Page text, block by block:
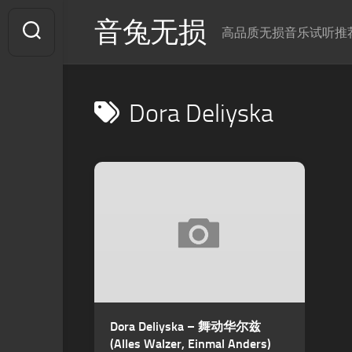
content
音兔无损 高品质无损音乐试听推
Dora Deliyska
Dora Deliyska – 舞动华尔兹
(Alles Walzer, Einmal Anders)